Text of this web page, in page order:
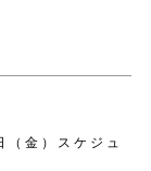
金）スケジュ